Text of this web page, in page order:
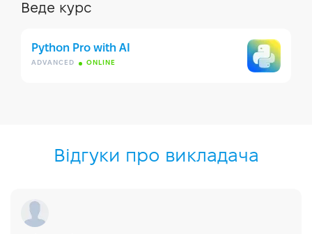
Веде курс
Python Pro with AI
ADVANCED ONLINE
Відгуки про викладача